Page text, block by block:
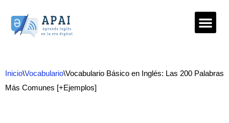
Saltar
Inicio\Vocabulario\Vocabulario Básico en Inglés: Las 200 Palabras
Más Comunes [+Ejemplos]